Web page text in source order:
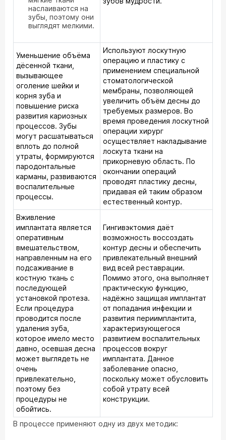
наслаиваются на
зубы, поэтому они
выглядят мелкими.
Уменьшение объёма
дёсенной ткани,
вызывающее
оголение шейки и
корня зуба и
повышение риска
развития кариозных
процессов. Зубы
могут расшатываться
вплоть до полной
утраты, формируются
пародонтальные
карманы, развиваются
воспалительные
процессы.
Используют лоскутную
операцию и пластику с
применением специальной
стоматологической
мембраны, позволяющей
увеличить объём десны до
требуемых размеров. Во
время проведения лоскутной
операции хирург
осуществляет накладывание
лоскута ткани на
прикорневую область. По
окончании операций
проводят пластику десны,
придавая ей таким образом
естественный контур.
Вживление
имплантата является
оперативным
вмешательством,
направленным на его
подсаживание в
костную ткань с
последующей
установкой протеза.
Если процедура
проводится после
удаления зуба,
которое имело место
давно, осевшая десна
может выглядеть не
очень
привлекательно,
поэтому без
процедуры не
обойтись.
Гингивэктомия даёт
возможность воссоздать
контур десны и обеспечить
привлекательный внешний
вид всей реставрации.
Помимо этого, она выполняет
практическую функцию,
надёжно защищая имплантат
от попадания инфекции и
развития периимплантита,
характеризующегося
развитием воспалительных
процессов вокруг
имплантата. Данное
заболевание опасно,
поскольку может обусловить
собой утрату всей
конструкции.
В процессе применяют одну из двух методик: